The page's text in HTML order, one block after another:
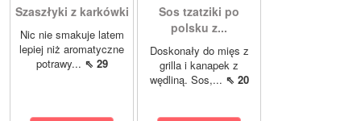
Szaszłyki z karkówki
Nic nie smakuje latem
lepiej niż aromatyczne
potrawy... ⇖ 29
Sos tzatziki po
polsku z...
Doskonały do mięs z
grilla i kanapek z
wędliną. Sos,... ⇖ 20